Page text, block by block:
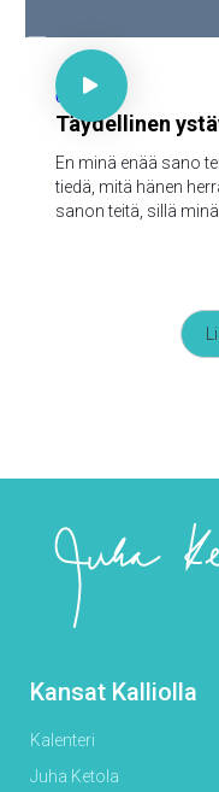
Joh 15:15

62
Täydellinen
En minä enää sano
tiedä, mitä hänen
sanon teitä, sillä
Kansat Kalliolla
Kalenteri
Juha Ketola